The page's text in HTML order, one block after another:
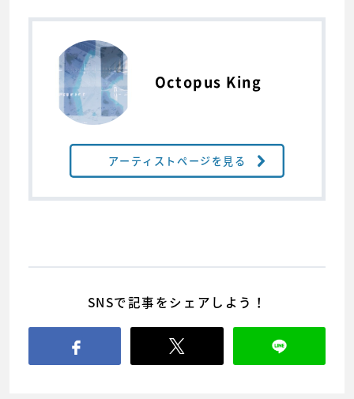
Octopus King
アーティストページを見る
SNSで記事をシェアしよう！